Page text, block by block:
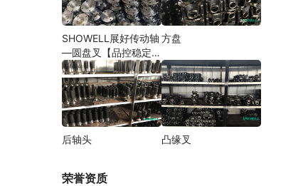
SHOWELL展好传动轴
—圆盘叉【品控稳定，
精密加工】
方盘
后轴头 凸缘叉
荣誉资质